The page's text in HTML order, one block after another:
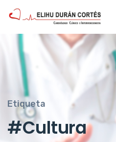
Etiqueta
#Cultura